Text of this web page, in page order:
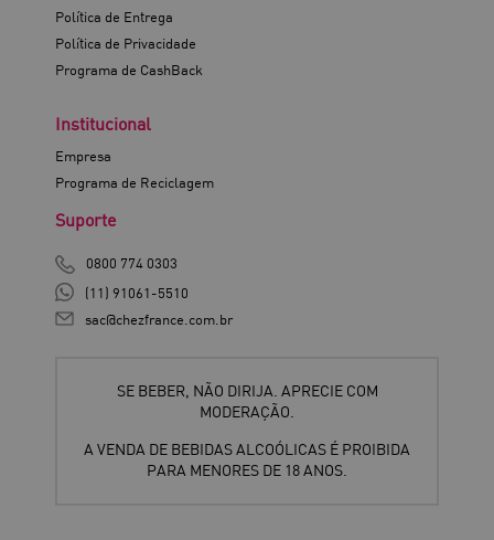
Política de Entrega
Política de Privacidade
Programa de CashBack
Institucional
Empresa
Programa de Reciclagem
Suporte
0800 774 0303
(11) 91061-5510
sac@chezfrance.com.br
SE BEBER, NÃO DIRIJA. APRECIE COM
MODERAÇÃO.
A VENDA DE BEBIDAS ALCOÓLICAS É PROIBIDA
PARA MENORES DE 18 ANOS.